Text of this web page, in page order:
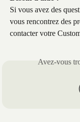
Si vous avez des
vous rencontrez des
contacter votre
Avez-vous